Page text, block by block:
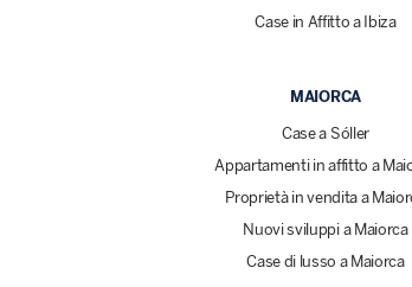
Case in Affitto a Ibiza
MAIORCA
Case a Sóller
Appartamenti in affitto a
Proprietà in vendita a
Nuovi sviluppi a Maiorca
Case di lusso a Maiorca